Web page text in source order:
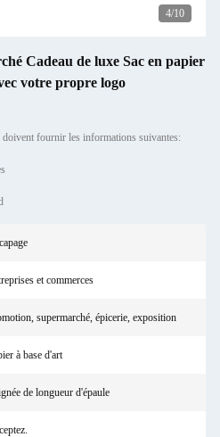
4/10
Cadeau de luxe Sac en papier
votre propre logo
doivent fournir les informations suivantes:
et commerces
supermarché, épicerie, exposition
à base d'art
de longueur d'épaule